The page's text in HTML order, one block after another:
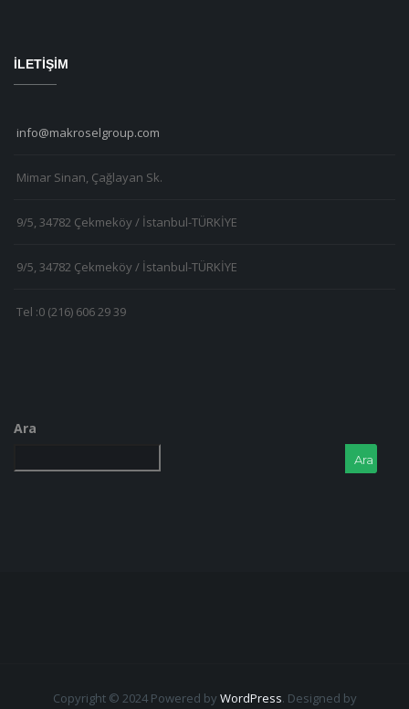
İLETİŞİM
info@makroselgroup.com
Mimar Sinan, Çağlayan Sk.
9/5, 34782 Çekmeköy / İstanbul-TÜRKİYE
9/5, 34782 Çekmeköy / İstanbul-TÜRKİYE
Tel :0 (216) 606 29 39
Ara
Ara
Copyright © 2024 Powered by WordPress. Designed by